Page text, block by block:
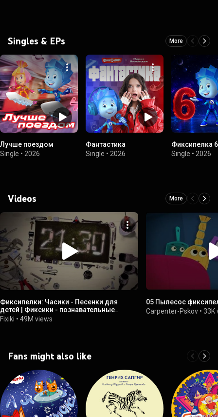
Singles & EPs More
Лучше поездом
Single • 2026
Фантастика
Single • 2026
Фиксипелка
Single • 2026
Videos More
Фиксипелки: Часики - Песенки для
детей | Фиксики - познавательные
образовательные мультики
Fixiki • 49M views
05 Пылесос
Carpenter-Pskov •33K
Fans might also like